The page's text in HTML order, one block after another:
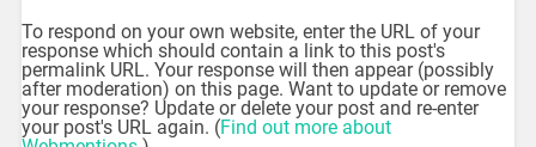
To respond on your own website, enter the URL of your
response which should contain a link to this post's
permalink URL. Your response will then appear (possibly
after moderation) on this page. Want to update or remove
your response? Update or delete your post and re-enter
your post's URL again. (Find out more about